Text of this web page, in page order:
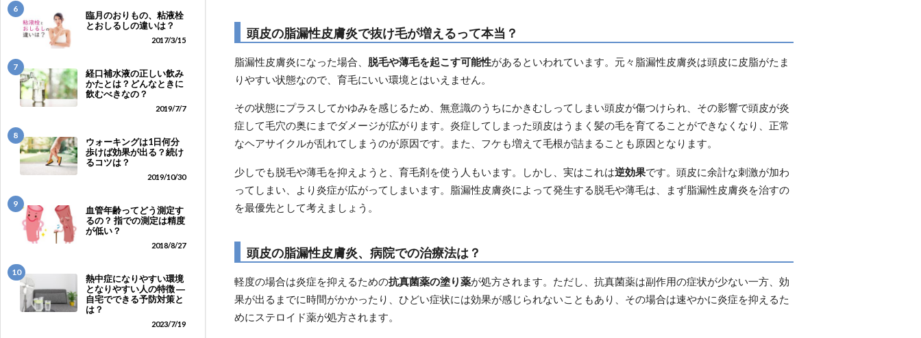
6
臨月のおりもの、粘液栓
とおしるしの違いは？
2017/3/15
7
経口補水液の正しい飲み
かたとは？どんなときに
飲むべきなの？
2019/7/7
8
ウォーキングは1日何分
歩けば効果が出る？続け
るコツは？
2019/10/30
9
血管年齢ってどう測定す
るの？ 指での測定は精度
が低い？
2018/8/27
10
熱中症になりやすい環境
となりやすい人の特徴 ―
自宅でできる予防対策と
は？
2023/7/19
頭皮の脂漏性皮膚炎で抜け毛が増えるって本当？
脂漏性皮膚炎になった場合、 脱毛や薄毛を起こす可能性があるといわれています。元々脂漏性皮膚炎は頭皮に皮脂がたま
りやすい状態なので、育毛にいい環境とはいえません。
その状態にプラスしてかゆみを感じるため、無意識のうちにかきむしってしまい頭皮が傷つけられ、その影響で頭皮が炎
症して毛穴の奥にまでダメージが広がります。炎症してしまった頭皮はうまく髪の毛を育てることができなくなり、正常
なヘアサイクルが乱れてしまうのが原因です。また、フケも増えて毛根が詰まることも原因となります。
少しでも脱毛や薄毛を抑えようと、育毛剤を使う人もいます。しかし、実はこれは逆効果です。頭皮に余計な刺激が加わ
ってしまい、より炎症が広がってしまいます。脂漏性皮膚炎によって発生する脱毛や薄毛は、まず脂漏性皮膚炎を治すの
を最優先として考えましょう。
頭皮の脂漏性皮膚炎、病院での治療法は？
軽度の場合は炎症を抑えるための抗真菌薬の塗り薬が処方されます。ただし、抗真菌薬は副作用の症状が少ない一方、効
果が出るまでに時間がかかったり、ひどい症状には効果が感じられないこともあり、その場合は速やかに炎症を抑えるた
めにステロイド薬が処方されます。